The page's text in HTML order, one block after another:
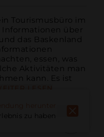
Tourismusbüro im
über
das Baskenland
essen, was
Aktivitäten man
kann. Es ist
zu haben